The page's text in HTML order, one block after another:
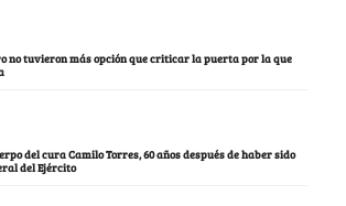
no tuvieron más opción que criticar la puerta por la que
del cura Camilo Torres, 60 años después de haber sido
del Ejército